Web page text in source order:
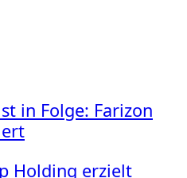
in Folge: Farizon
Holding erzielt